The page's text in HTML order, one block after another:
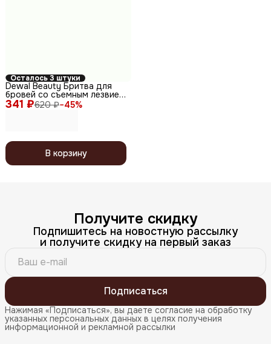
Осталось 3 штуки
341 ₽620 ₽−45%
Dewal Beauty Бритва для
бровей со съемным лезвием
BDB-204, 2 шт./уп.
В корзину
Получите скидку
Подпишитесь на новостную рассылку
и получите скидку на первый заказ
Подписаться
Нажимая «Подписаться», вы даете согласие на обработку
указанных персональных данных в целях получения
информационной и рекламной рассылки